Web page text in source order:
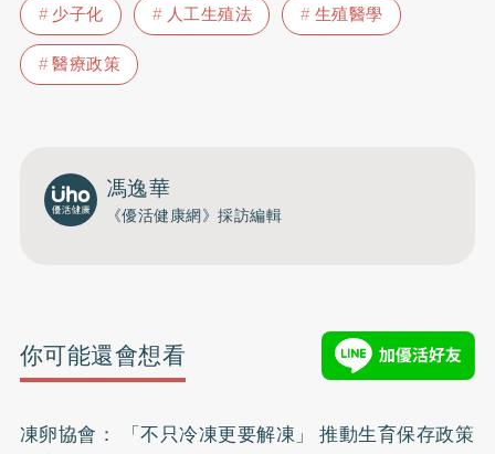
少子化
人工生殖法
生殖醫學
醫療政策
馮逸華
《優活健康網》採訪編輯
你可能還會想看
凍卵協會： 「不只冷凍更要解凍」 推動生育保存政策